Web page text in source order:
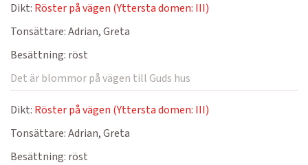
Dikt: Röster på vägen (Yttersta domen: III)
Tonsättare:Adrian, Greta
Besättning: röst
Det är blommor på vägen till Guds hus
Dikt: Röster på vägen (Yttersta domen: III)
Tonsättare:Adrian, Greta
Besättning: röst